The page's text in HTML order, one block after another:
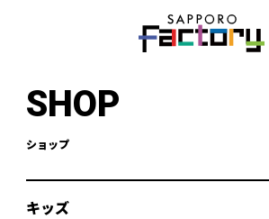
SHOP
ショップ
キッズ